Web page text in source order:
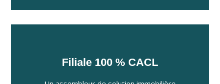
Filiale 100 % CACL